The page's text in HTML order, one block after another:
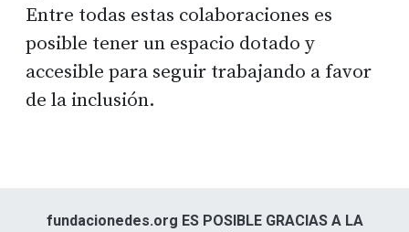
Entre todas estas colaboraciones es
posible tener un espacio dotado y
accesible para seguir trabajando a favor
de la inclusión.
fundacionedes.org ES POSIBLE GRACIAS A LA